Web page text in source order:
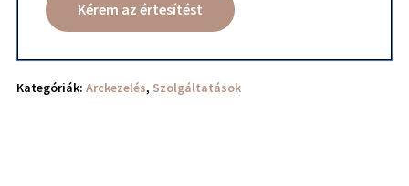
Kategóriák: Arckezelés, Szolgáltatások